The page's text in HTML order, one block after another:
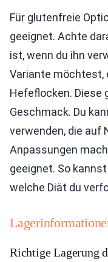
Für glutenfreie
geeignet. Achte
ist, wenn du ihn
Variante möchtest,
Hefeflocken. Diese
Geschmack. Du
verwenden, die auf
Anpassungen
geeignet. So
welche Diät du
Richtige Lagerung